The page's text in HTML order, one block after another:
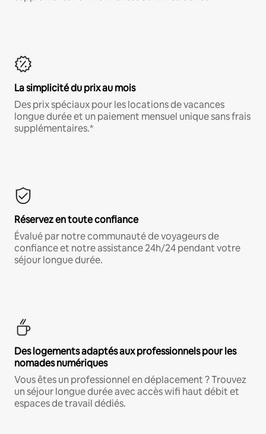
La simplicité du prix au mois
Des prix spéciaux pour les locations de vacances
longue durée et un paiement mensuel unique sans frais
supplémentaires.*
Réservez en toute confiance
Évalué par notre communauté de voyageurs de
confiance et notre assistance 24h/24 pendant votre
séjour longue durée.
Des logements adaptés aux professionnels pour les
nomades numériques
Vous êtes un professionnel en déplacement ? Trouvez
un séjour longue durée avec accès wifi haut débit et
espaces de travail dédiés.